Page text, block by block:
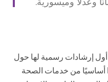
إرشادات رسمية لها حول
أساسيًا من خدمات الصحة